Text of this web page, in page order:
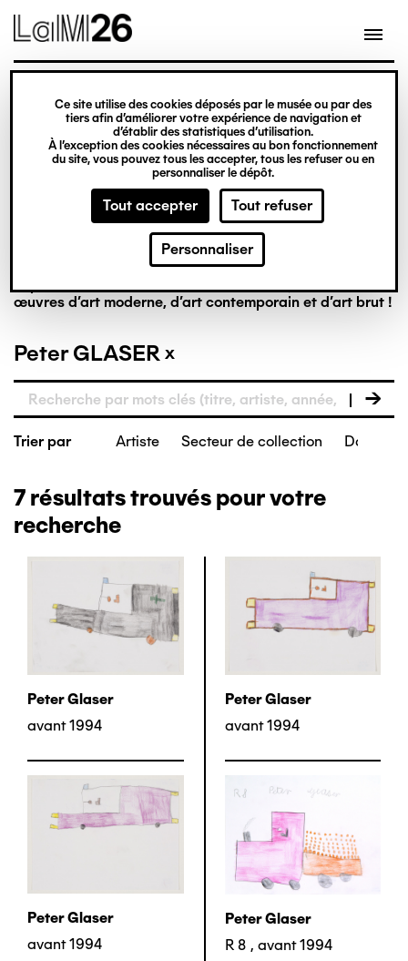
Gestion des cookies
Ce site utilise des cookies déposés par le musée ou par des
tiers afin d’améliorer votre expérience de navigation et
d’établir des statistiques d’utilisation.
À l’exception des cookies nécessaires au bon fonctionnement
du site, vous pouvez tous les accepter, tous les refuser ou en
personnaliser le dépôt.
Tout accepter Tout refuser
Personnaliser
La collection en
ligne
Riche de plus de 8 000 œuvres, la collection du LaM est
œuvres d’art moderne, d’art contemporain et d’art brut !
Peter GLASER
Trier par Artiste Secteur de collection Date de
7 résultats trouvés pour votre
recherche
Peter Glaser
avant 1994
Peter Glaser
avant 1994
Peter Glaser
avant 1994
Peter Glaser
R 8 , avant 1994